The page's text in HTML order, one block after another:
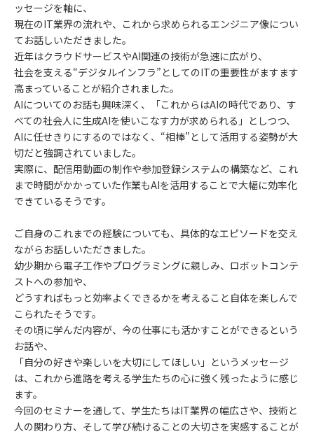
ッセージを軸に、
現在のIT業界の流れや、これから求められるエンジニア像につい
てお話しいただきました。
近年はクラウドサービスやAI関連の技術が急速に広がり、
社会を支える“デジタルインフラ”としてのITの重要性がますます
高まっていることが紹介されました。
AIについてのお話も興味深く、「これからはAIの時代であり、す
べての社会人に生成AIを使いこなす力が求められる」としつつ、
AIに任せきりにするのではなく、“相棒”として活用する姿勢が大
切だと強調されていました。
実際に、配信用動画の制作や参加登録システムの構築など、これ
まで時間がかかっていた作業もAIを活用することで大幅に効率化
できているそうです。
ご自身のこれまでの経験についても、具体的なエピソードを交え
ながらお話しいただきました。
幼少期から電子工作やプログラミングに親しみ、ロボットコンテ
ストへの参加や、
どうすればもっと効率よくできるかを考えること自体を楽しんで
こられたそうです。
その頃に学んだ内容が、今の仕事にも活かすことができるという
お話や、
「自分の好きや楽しいを大切にしてほしい」というメッセージ
は、これから進路を考える学生たちの心に強く残ったように感じ
ます。
今回のセミナーを通して、学生たちはIT業界の幅広さや、技術と
人の関わり方、そして学び続けることの大切さを実感することが